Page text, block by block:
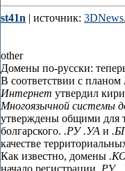
st41n | источник:
other
Домены по-русски:
В соответствии с планом
Интернет утвердил
Многоязычной системы
утверждены общими для
болгарского. .РУ .УА и
качестве
Как известно, домены
начало регистрации .РУ,